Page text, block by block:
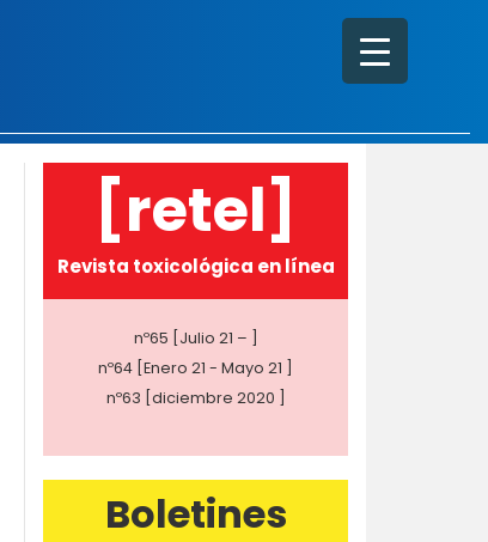
[retel]
Revista toxicológica en línea
nº65 [Julio 21 – ]
nº64 [Enero 21 - Mayo 21 ]
nº63 [diciembre 2020 ]
Boletines